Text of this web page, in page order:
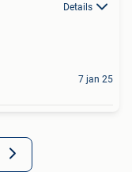
Details
7 jan 25